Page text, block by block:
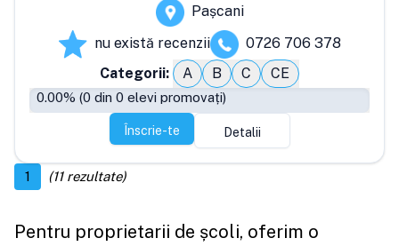
Pașcani
nu există recenzii
0726 706 378
Categorii:
A B C CE
0.00% (0 din 0 elevi promovați)
Înscrie-te Detalii
1 (11rezultate)
Pentru proprietarii de școli, oferim o